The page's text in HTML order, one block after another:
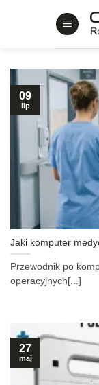
Jaki komputer
Przewodnik po
operacyjnych[...]
09
lip
27
maj